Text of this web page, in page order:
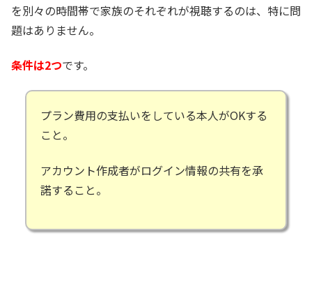
を別々の時間帯で家族のそれぞれが視聴するのは、特に問
題はありません。
条件は2つです。
プラン費用の支払いをしている本人がOKする
こと。
アカウント作成者がログイン情報の共有を承
諾すること。